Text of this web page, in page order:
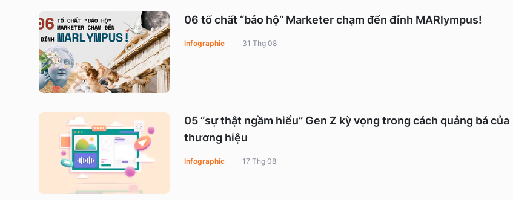
06 tố chất “bảo hộ” Marketer chạm đến đỉnh MARlympus!
Infographic 31 Thg 08
05 “sự thật ngầm hiểu” Gen Z kỳ vọng trong cách quảng bá của
thương hiệu
Infographic 17 Thg 08